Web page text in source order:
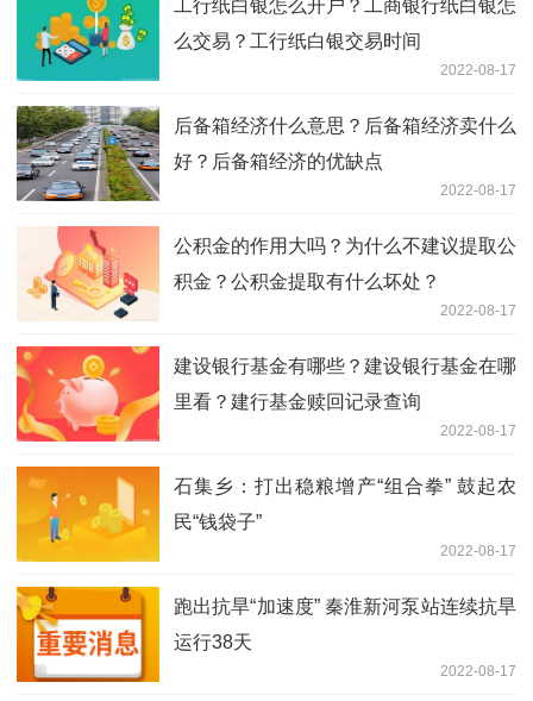
工行纸白银怎么开户？工商银行纸白银怎
么交易？工行纸白银交易时间
2022-08-17
后备箱经济什么意思？后备箱经济卖什么
好？后备箱经济的优缺点
2022-08-17
公积金的作用大吗？为什么不建议提取公
积金？公积金提取有什么坏处？
2022-08-17
建设银行基金有哪些？建设银行基金在哪
里看？建行基金赎回记录查询
2022-08-17
石集乡：打出稳粮增产“组合拳” 鼓起农
民“钱袋子”
2022-08-17
跑出抗旱“加速度” 秦淮新河泵站连续抗旱
运行38天
2022-08-17